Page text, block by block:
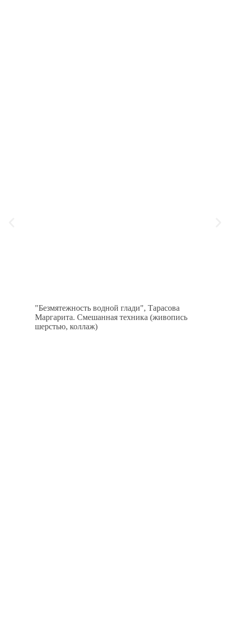
"Безмятежность водной глади", Тарасова
Маргарита. Смешанная техника (живопись
шерстью, коллаж)